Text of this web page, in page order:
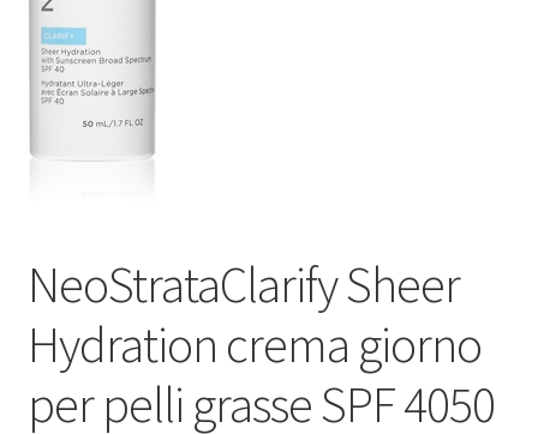
Скидки
Сотрудничество
NeoStrataClarify Sheer
Hydration crema giorno
per pelli grasse SPF 4050